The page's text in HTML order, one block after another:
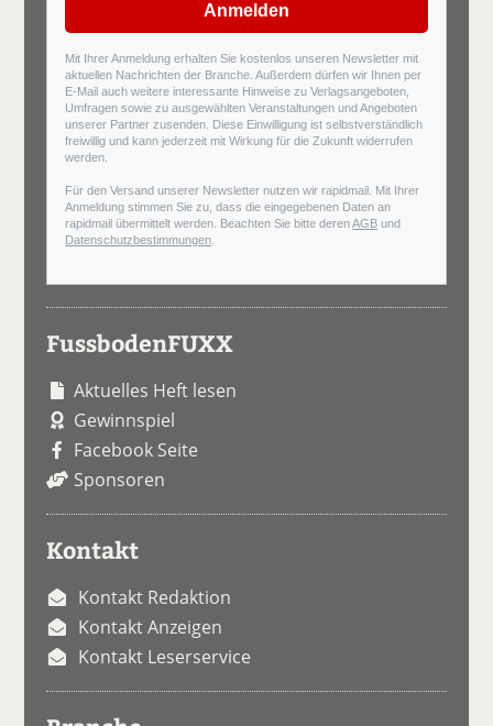
Anmelden
Mit Ihrer Anmeldung erhalten Sie kostenlos unseren Newsletter mit
aktuellen Nachrichten der Branche. Außerdem dürfen wir Ihnen per
E-Mail auch weitere interessante Hinweise zu Verlagsangeboten,
Umfragen sowie zu ausgewählten Veranstaltungen und Angeboten
unserer Partner zusenden. Diese Einwilligung ist selbstverständlich
freiwillig und kann jederzeit mit Wirkung für die Zukunft widerrufen
werden.
Für den Versand unserer Newsletter nutzen wir rapidmail. Mit Ihrer
Anmeldung stimmen Sie zu, dass die eingegebenen Daten an
rapidmail übermittelt werden. Beachten Sie bitte derenAGB und
Datenschutzbestimmungen
FussbodenFUXX
Aktuelles Heft lesen
Gewinnspiel
Facebook Seite
Sponsoren
Kontakt
Kontakt Redaktion
Kontakt Anzeigen
Kontakt Leserservice